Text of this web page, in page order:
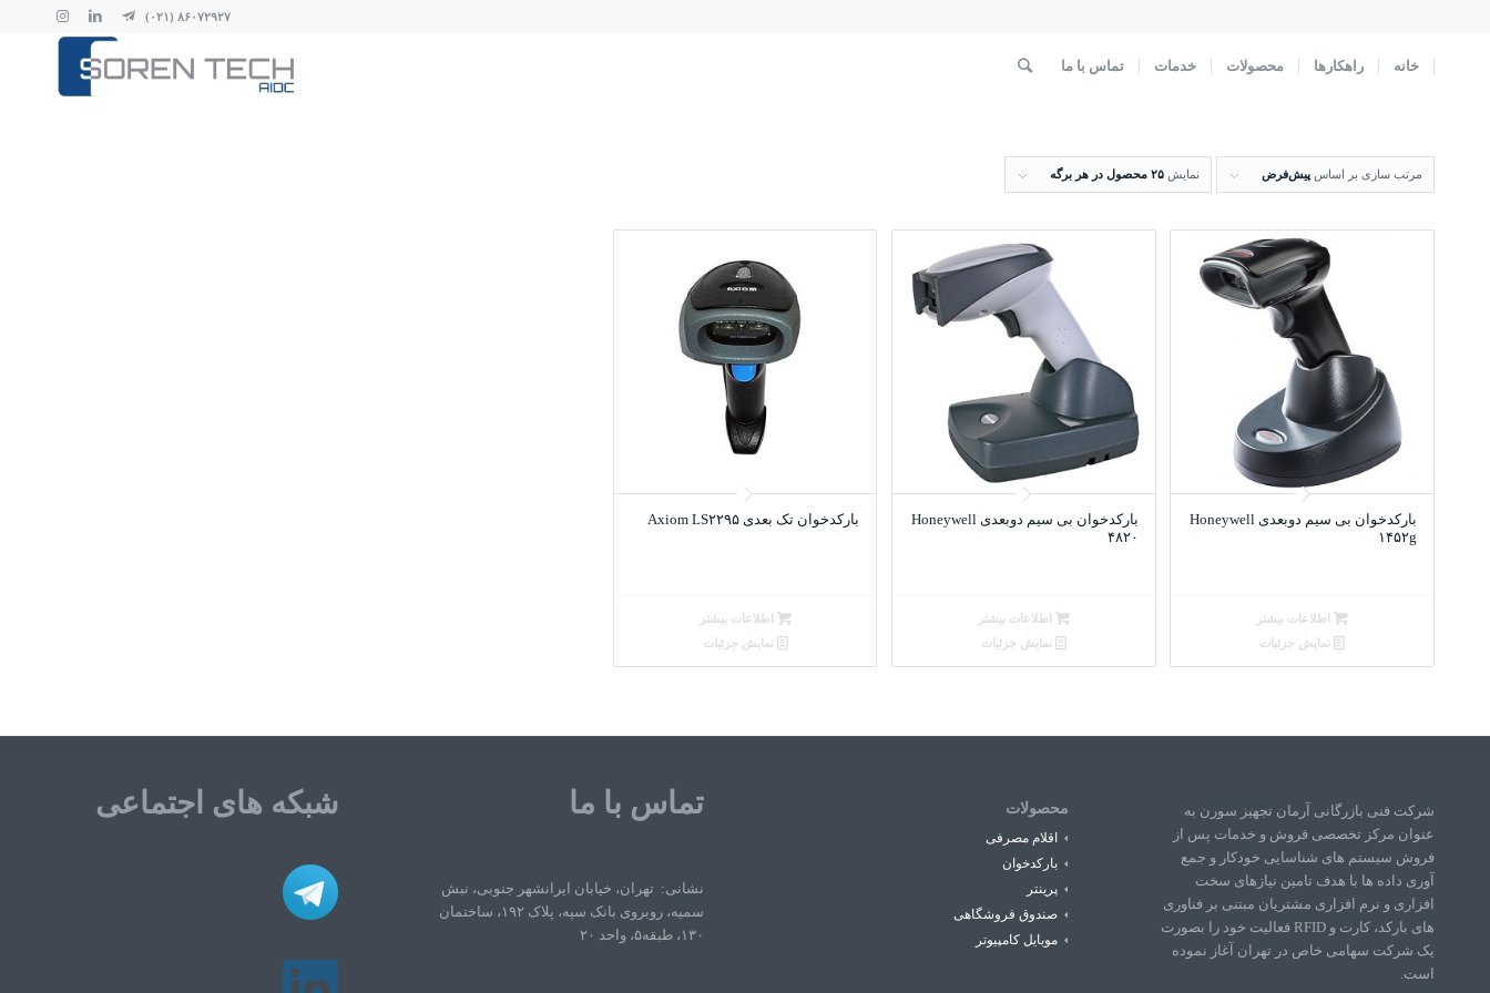
۸۶۰۷۲۹۲۷ (۰۲۱)
خانه راهکارها محصولات خدمات تماس با ما
مرتب سازی بر اساس پیش‌فرض نمایش ۲۵ محصول در هر برگه
بارکدخوان بی سیم دوبعدی Honeywell
۱۴۵۲g
اطلاعات بیشتر
نمایش جزئیات
بارکدخوان بی سیم دوبعدی Honeywell
۴۸۲۰
اطلاعات بیشتر
نمایش جزئیات
بارکدخوان تک بعدی Axiom LS۲۲۹۵
اطلاعات بیشتر
نمایش جزئیات
شرکت فنی بازرگانی آرمان تجهیز سورن به
عنوان مرکز تخصصی فروش و خدمات پس از
فروش سیستم های شناسایی خودکار و جمع
آوری داده ها با هدف تامین نیازهای سخت
افزاری و نرم افزاری مشتریان مبتنی بر فناوری
های بارکد، کارت و RFID فعالیت خود را بصورت
یک شرکت سهامی خاص در تهران آغاز نموده
است.
محصولات
اقلام مصرفی
بارکدخوان
پرینتر
صندوق فروشگاهی
موبایل کامپیوتر
تماس با ما
نشانی: تهران، خیابان ایرانشهر جنوبی، نبش
سمیه، روبروی بانک سپه، پلاک ۱۹۲، ساختمان
۱۳۰، طبقه۵، واحد ۲۰
شبکه های اجتماعی